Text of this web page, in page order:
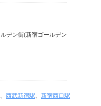
西武新宿駅 新宿西口駅